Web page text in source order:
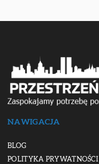
NAWIGACJA
BLOG
POLITYKA PRYWATNOŚCI